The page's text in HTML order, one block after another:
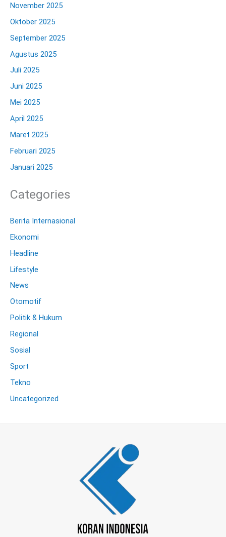
November 2025
Oktober 2025
September 2025
Agustus 2025
Juli 2025
Juni 2025
Mei 2025
April 2025
Maret 2025
Februari 2025
Januari 2025
Categories
Berita Internasional
Ekonomi
Headline
Lifestyle
News
Otomotif
Politik & Hukum
Regional
Sosial
Sport
Tekno
Uncategorized